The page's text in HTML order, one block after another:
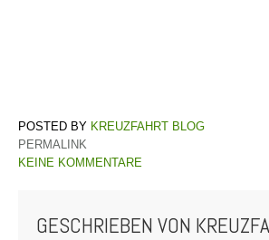
KREUZFAHRT BLOG
PERMALINK
KEINE KOMMENTARE
GESCHRIEBEN VON